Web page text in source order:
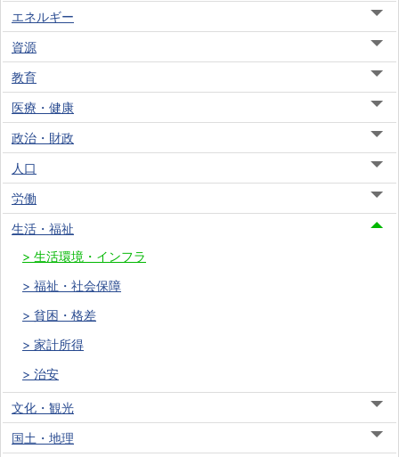
エネルギー
資源
教育
医療・健康
政治・財政
人口
労働
生活・福祉
生活環境・インフラ
福祉・社会保障
貧困・格差
家計所得
治安
文化・観光
国土・地理